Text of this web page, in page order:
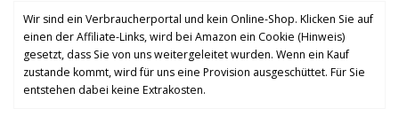
Wir sind ein Verbraucherportal und kein Online-Shop. Klicken Sie auf
einen der Affiliate-Links, wird bei Amazon ein Cookie (Hinweis)
gesetzt, dass Sie von uns weitergeleitet wurden. Wenn ein Kauf
zustande kommt, wird für uns eine Provision ausgeschüttet. Für Sie
entstehen dabei keine Extrakosten.